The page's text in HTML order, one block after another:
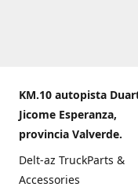
KM.10 autopista
Jicome Esperanza,
provincia Valverde.
Delt-az TruckParts &
Accessories